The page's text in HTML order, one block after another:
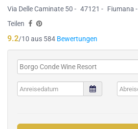
Via Delle Caminate 50 - 47121 - Fiumana -
Teilen
9.2/10 aus 584 Bewertungen